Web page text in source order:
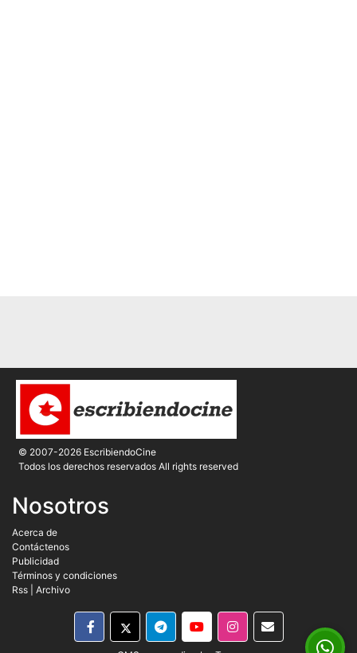
© 2007-2026 EscribiendoCine
Todos los derechos reservados All rights reserved
Nosotros
Acerca de
Contáctenos
Publicidad
Términos y condiciones
Rss
Archivo